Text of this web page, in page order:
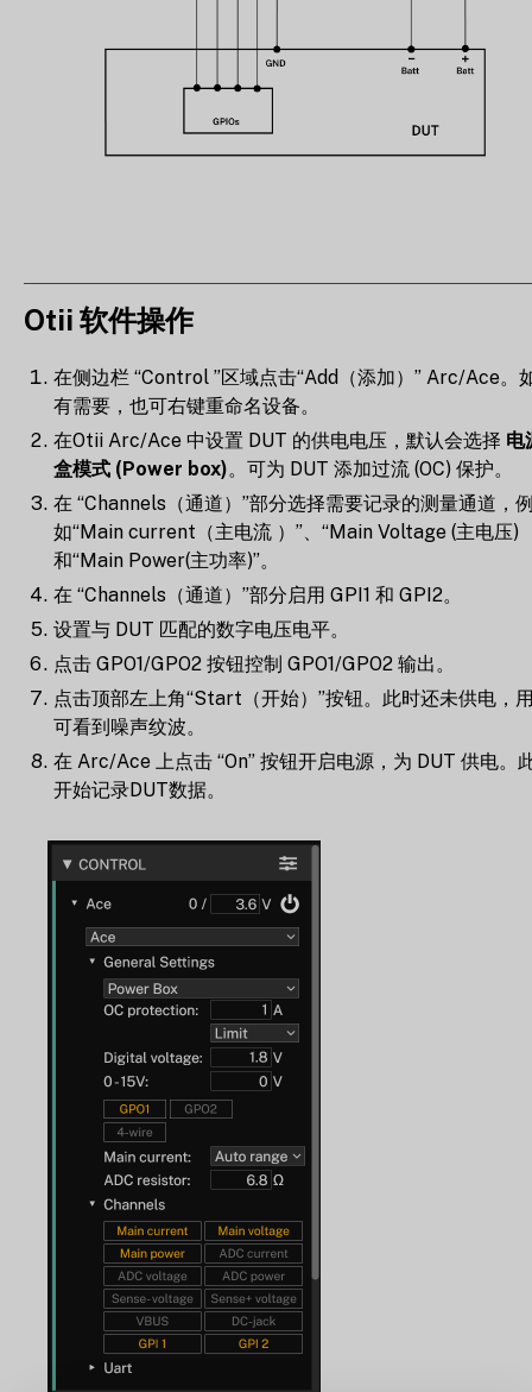
Otii 软件操作
在侧边栏 “Control ”区域点击“Add（添加）” Arc/Ace。
有需要，也可右键重命名设备。
在Otii Arc/Ace 中设置 DUT 的供电电压，默认会选择 电
盒模式 (Power box)。可为 DUT 添加过流 (OC) 保护。
在 “Channels（通道）”部分选择需要记录的测量通道，
如“Main current（主电流 ）”、“Main Voltage (主电压)
和“Main Power(主功率)”。
在 “Channels（通道）”部分启用 GPI1 和 GPI2。
设置与 DUT 匹配的数字电压电平。
点击 GPO1/GPO2 按钮控制 GPO1/GPO2 输出。
点击顶部左上角“Start（开始）”按钮。此时还未供电，
可看到噪声纹波。
在 Arc/Ace 上点击 “On” 按钮开启电源，为 DUT 供电。
开始记录DUT数据。